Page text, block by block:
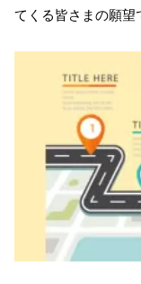
てくる皆さまの願望